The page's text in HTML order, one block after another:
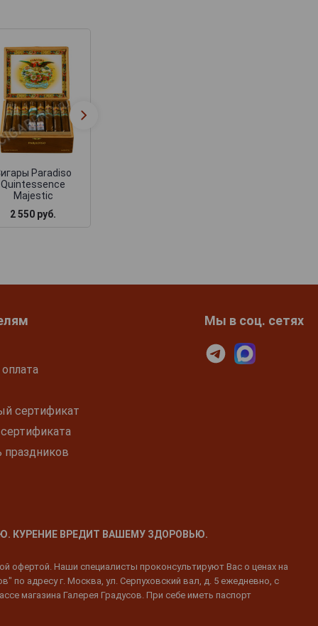
Paradiso
Quintessence
Majestic
2 550 руб.
сертификат
праздников
Мы в соц. сетях
КУРЕНИЕ ВРЕДИТ ВАШЕМУ ЗДОРОВЬЮ.
офертой. Наши специалисты проконсультируют Вас о ценах на
по адресу г. Москва, ул. Серпуховский вал, д. 5 ежедневно, с
магазина Галерея Градусов. При себе иметь паспорт